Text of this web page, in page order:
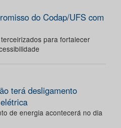
do Codap/UFS com
para fortalecer
terá desligamento
de energia acontecerá no dia